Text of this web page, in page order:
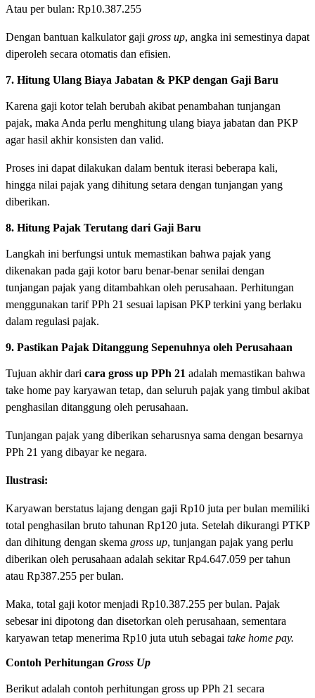
Atau per bulan: Rp10.387.255
Dengan bantuan kalkulator gaji gross up, angka ini semestinya dapat
diperoleh secara otomatis dan efisien.
7. Hitung Ulang Biaya Jabatan & PKP dengan Gaji Baru
Karena gaji kotor telah berubah akibat penambahan tunjangan
pajak, maka Anda perlu menghitung ulang biaya jabatan dan PKP
agar hasil akhir konsisten dan valid.
Proses ini dapat dilakukan dalam bentuk iterasi beberapa kali,
hingga nilai pajak yang dihitung setara dengan tunjangan yang
diberikan.
8. Hitung Pajak Terutang dari Gaji Baru
Langkah ini berfungsi untuk memastikan bahwa pajak yang
dikenakan pada gaji kotor baru benar-benar senilai dengan
tunjangan pajak yang ditambahkan oleh perusahaan. Perhitungan
menggunakan tarif PPh 21 sesuai lapisan PKP terkini yang berlaku
dalam regulasi pajak.
9. Pastikan Pajak Ditanggung Sepenuhnya oleh Perusahaan
Tujuan akhir dari cara gross up PPh 21 adalah memastikan bahwa
take home pay karyawan tetap, dan seluruh pajak yang timbul akibat
penghasilan ditanggung oleh perusahaan.
Tunjangan pajak yang diberikan seharusnya sama dengan besarnya
PPh 21 yang dibayar ke negara.
Ilustrasi:
Karyawan berstatus lajang dengan gaji Rp10 juta per bulan memiliki
total penghasilan bruto tahunan Rp120 juta. Setelah dikurangi PTKP
dan dihitung dengan skema gross up, tunjangan pajak yang perlu
diberikan oleh perusahaan adalah sekitar Rp4.647.059 per tahun
atau Rp387.255 per bulan.
Maka, total gaji kotor menjadi Rp10.387.255 per bulan. Pajak
sebesar ini dipotong dan disetorkan oleh perusahaan, sementara
karyawan tetap menerima Rp10 juta utuh sebagai take home pay.
Contoh Perhitungan Gross Up
Berikut adalah contoh perhitungan gross up PPh 21 secara